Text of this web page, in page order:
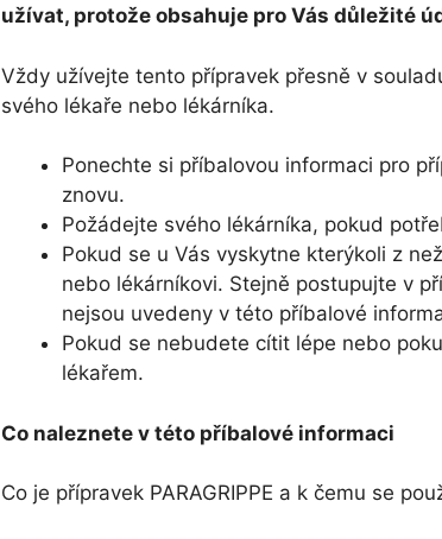
užívat, protože obsahuje pro Vás důležité
Vždy užívejte tento přípravek přesně v
svého lékaře nebo lékárníka.
Ponechte si příbalovou informaci pro
znovu.
Požádejte svého lékárníka, pokud
Pokud se u Vás vyskytne kterýkoli z
nebo lékárníkovi. Stejně postupujte v
nejsou uvedeny v této příbalové
Pokud se nebudete cítit lépe nebo
lékařem.
Co naleznete v této příbalové informaci
Co je přípravek PARAGRIPPE a k čemu se